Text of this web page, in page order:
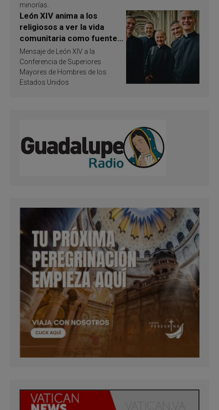
minorías.
León XIV anima a los
religiosos a ver la vida
comunitaria como fuente
de inspiración y
santificación
Mensaje de León XIV a la
Conferencia de Superiores
Mayores de Hombres de los
Estados Unidos